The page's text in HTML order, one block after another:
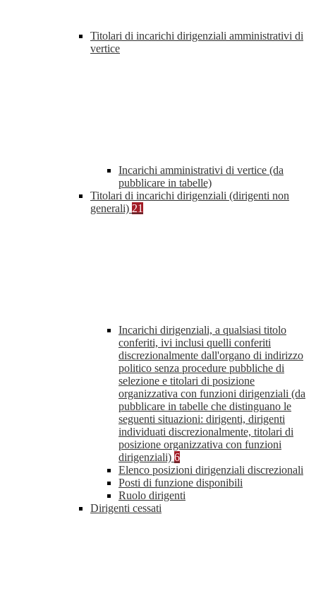
Titolari di incarichi dirigenziali amministrativi di
vertice
Incarichi amministrativi di vertice (da
pubblicare in tabelle)
Titolari di incarichi dirigenziali (dirigenti non
generali) 21
Incarichi dirigenziali, a qualsiasi titolo
conferiti, ivi inclusi quelli conferiti
discrezionalmente dall'organo di indirizzo
politico senza procedure pubbliche di
selezione e titolari di posizione
organizzativa con funzioni dirigenziali (da
pubblicare in tabelle che distinguano le
seguenti situazioni: dirigenti, dirigenti
individuati discrezionalmente, titolari di
posizione organizzativa con funzioni
dirigenziali) 6
Elenco posizioni dirigenziali discrezionali
Posti di funzione disponibili
Ruolo dirigenti
Dirigenti cessati